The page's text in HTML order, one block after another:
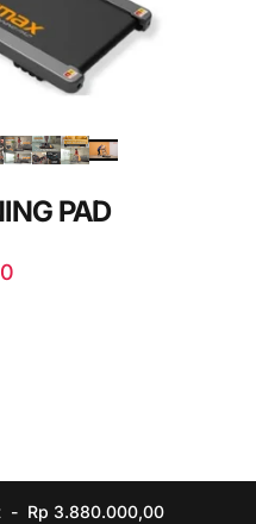
PAD
- Rp 3.880.000,00